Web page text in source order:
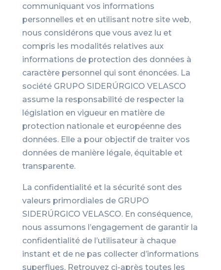
communiquant vos informations
personnelles et en utilisant notre site web,
nous considérons que vous avez lu et
compris les modalités relatives aux
informations de protection des données à
caractère personnel qui sont énoncées. La
société GRUPO SIDERÚRGICO VELASCO
assume la responsabilité de respecter la
législation en vigueur en matière de
protection nationale et européenne des
données. Elle a pour objectif de traiter vos
données de manière légale, équitable et
transparente.
La confidentialité et la sécurité sont des
valeurs primordiales de GRUPO
SIDERÚRGICO VELASCO. En conséquence,
nous assumons l’engagement de garantir la
confidentialité de l’utilisateur à chaque
instant et de ne pas collecter d’informations
superflues. Retrouvez ci-après toutes les